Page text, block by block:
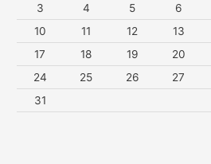
3
4 5 6
10
11 12 13
17
18 19 20
24
25 26 27
31